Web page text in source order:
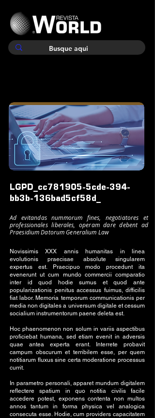
LGPD_cc781905-5cde-394-
bb3b-136bad5cf58d_
Ad evitandas nummorum fines, negotiatores et
professionales liberales, operam dare debent ad
Praesidium Datorum Generalium Law
Novissimis XXX annis humanitas in linea
evolutionis praecisae absolute singularem
expertus est. Praecipuo modo procedunt ita
evenerunt ut cum mundo commercii comparatio
inter id quod hodie sumus et quod ante
popularizationis penitus accessus fuimus, difficilis
fiat labor. Memoria temporum communicationis per
media non digitales a universum digitale et cessum
socialium instrumentorum paene deleta est.
Hoc phaenomenon non solum in variis aspectibus
proficiebat humana, sed etiam evenit in adversis
quae antea experta erant. Interrete probavit
campum obscurum et terribilem esse, per quem
notitiarum fluxus sine certa moderatione processus
currit.
In parametro personali, apparet mundum digitalem
reflectere spatium in quo notitia civilis facile
accedere potest, exponens contenta non multos
annos tantum in forma physica vel analogica
consecuta esse. Hodie, cum providers capacitatem